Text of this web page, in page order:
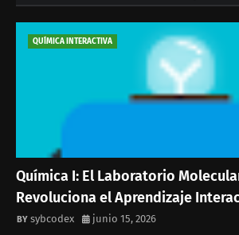
QUÍMICA INTERACTIVA
Química I: El Laboratorio
Revoluciona el Aprendizaje
sybcodex junio 15, 2026